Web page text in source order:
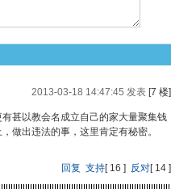
2013-03-18 14:47:45 发表[7 楼]
甚以教会名成立自己的家大量聚集钱
做出违法的事，这里肯定有秘密。
回复 支持[16 ] 反对[14 ]